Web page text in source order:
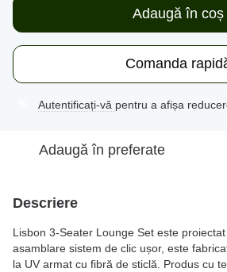
Adaugă în coș
Comanda
Autentificați-vă pentru a afișa
Adaugă în preferate
Descriere
Lisbon 3-Seater Lounge Set este
asamblare sistem de clic ușor, este
la UV armat cu fibră de sticlă. Produs cu